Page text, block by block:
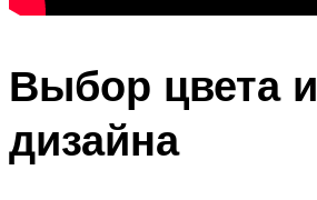
Выбор цвета и
дизайна